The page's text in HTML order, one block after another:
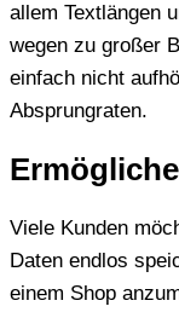
allem Textlängen
wegen zu großer
einfach nicht
Absprungraten.
Viele Kunden
Daten endlos
einem Shop